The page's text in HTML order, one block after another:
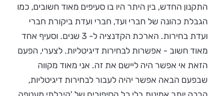
התקנון החדש, בין היתר היו בו סעיפים מאוד חשובים, כמו
הגבלת כהונה של חברי ועד, חברי ועדת ביקורת חברי
ועדת בחירות. הארכת הקדנציה ל- 3 שנים. וסעיף אחד
מאוד חשוב - אפשרות לבחירות דיגיטליות. לצערי, הפעם
הזאת אי אפשר היה ליישם את זה. אני מאוד מקווה
שבפעם הבאה אפשר יהיה לעבור לבחירות דיגיטליות,